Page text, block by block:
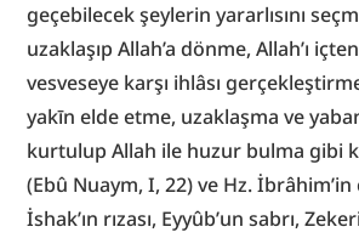
geçebilecek şeylerin yararlısını
uzaklaşıp Allah’a dönme, Allah’ı
vesveseye karşı ihlâsı
yakīn elde etme, uzaklaşma ve
kurtulup Allah ile huzur bulma gibi
(Ebû Nuaym, I, 22) ve Hz.
İshak’ın rızası, Eyyûb’un sabrı,